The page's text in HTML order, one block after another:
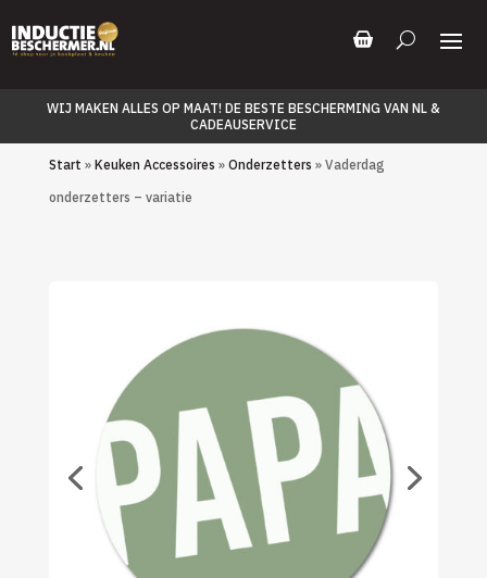
WIJ MAKEN ALLES OP MAAT! DE BESTE BESCHERMING VAN NL &
CADEAUSERVICE
Start » Keuken Accessoires » Onderzetters » Vaderdag
onderzetters – variatie